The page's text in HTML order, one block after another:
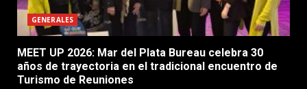
GENERALES
MEET UP 2026: Mar del Plata Bureau celebra 30
años de trayectoria en el tradicional encuentro de
Turismo de Reuniones